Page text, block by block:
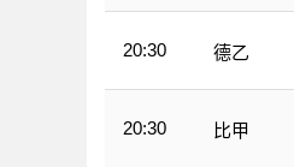
20:30 德乙
20:30 比甲